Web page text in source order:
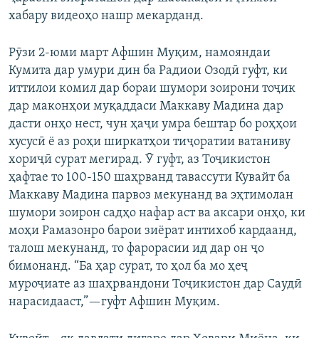
хабару видеоҳо нашр мекарданд.
Рӯзи 2-юми март Афшин Муқим, намояндаи
Кумита дар умури дин ба Радиои Озодӣ гуфт, ки
иттилои комил дар бораи шумори зоирони тоҷик
дар маконҳои муқаддаси Маккаву Мадина дар
дасти онҳо нест, чун ҳаҷи умра бештар бо роҳҳои
хусусӣ ё аз роҳи ширкатҳои тиҷоратии ватаниву
хориҷӣ сурат мегирад. Ӯ гуфт, аз Тоҷикистон
ҳафтае то 100-150 шаҳрванд тавассути Кувайт ба
Маккаву Мадина парвоз мекунанд ва эҳтимолан
шумори зоирон садҳо нафар аст ва аксари онҳо, ки
моҳи Рамазонро барои зиёрат интихоб кардаанд,
талош мекунанд, то фарорасии ид дар он ҷо
бимонанд. “Ба ҳар сурат, то ҳол ба мо ҳеҷ
муроҷиате аз шаҳрвандони Тоҷикистон дар Саудӣ
нарасидааст,”—гуфт Афшин Муқим.